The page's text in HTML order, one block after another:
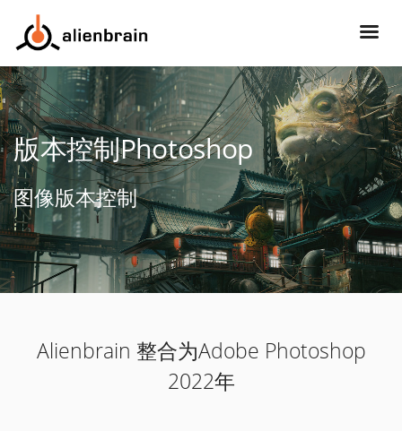
版本控制Photoshop
图像版本控制
Alienbrain 整合为Adobe Photoshop
2022年